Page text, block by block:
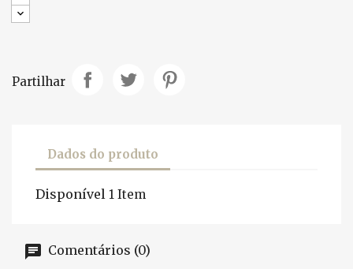
Partilhar
Dados do produto
Disponível 1 Item
Comentários (0)